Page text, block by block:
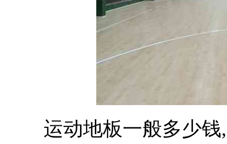
运动地板一般多少钱,